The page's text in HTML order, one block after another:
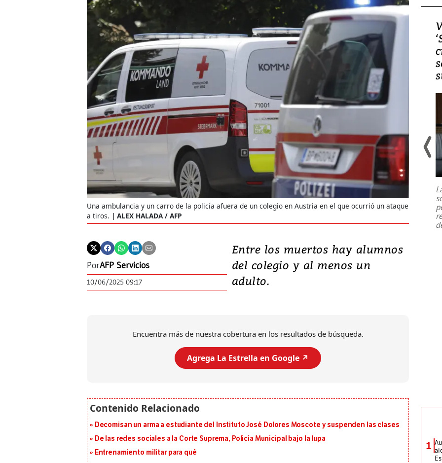
Una ambulancia y un carro de la policía afuera de un colegio en Austria en el que ocurrió un ataque
a tiros.
ALEX HALADA / AFP
PorAFP Servicios
10/06/2025 09:17
Entre los muertos hay alumnos
del colegio y al menos un
adulto.
Encuentra más de nuestra cobertura en los resultados de búsqueda.
Agrega La Estrella en Google ↗️
Decomisan un arma a estudiante del Instituto José Dolores Moscote y suspenden las clases
De las redes sociales a la Corte Suprema, Policía Municipal bajo la lupa
Entrenamiento militar para qué
Video, Japón: Terremoto
deja heridos y graves
daños en Kumamoto
Un fuerte terremoto de magnitud
7,1 se registró este martes 28 de
julio en la prefectura de Kumamoto,
al sur de Japón, provocando una
emergencia de gran...
1